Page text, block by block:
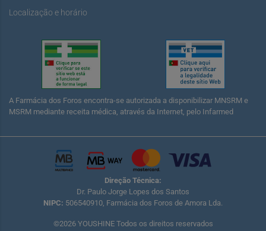
Localização e horário
A Farmácia dos Foros encontra-se autorizada a disponibilizar MNSRM e
MSRM mediante receita médica, através da Internet, pelo Infarmed
Direção Técnica:
Dr. Paulo Jorge Lopes dos Santos
NIPC: 506540910, Farmácia dos Foros de Amora Lda.
©2026 YOUSHINE Todos os direitos reservados